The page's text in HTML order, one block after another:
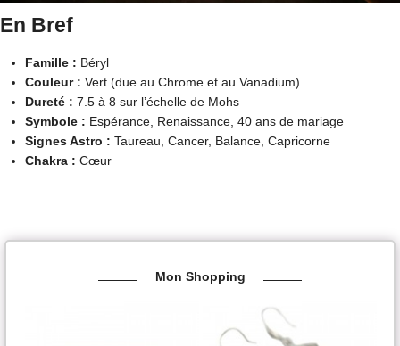
En Bref
Famille : Béryl
Couleur : Vert (due au Chrome et au Vanadium)
Dureté : 7.5 à 8 sur l’échelle de Mohs
Symbole : Espérance, Renaissance, 40 ans de mariage
Signes Astro : Taureau, Cancer, Balance, Capricorne
Chakra : Cœur
Mon Shopping